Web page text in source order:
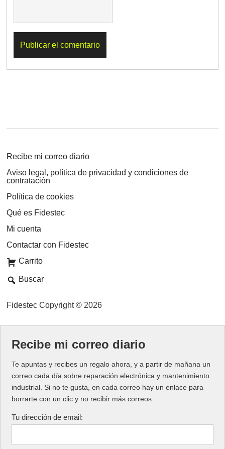
Recibe mi correo diario
Aviso legal, política de privacidad y condiciones de
contratación
Política de cookies
Qué es Fidestec
Mi cuenta
Contactar con Fidestec
Carrito
Buscar
Fidestec Copyright © 2026
Recibe mi correo diario
Te apuntas y recibes un regalo ahora, y a partir de mañana un
correo cada día sobre reparación electrónica y mantenimiento
industrial. Si no te gusta, en cada correo hay un enlace para
borrarte con un clic y no recibir más correos.
Tu dirección de email: